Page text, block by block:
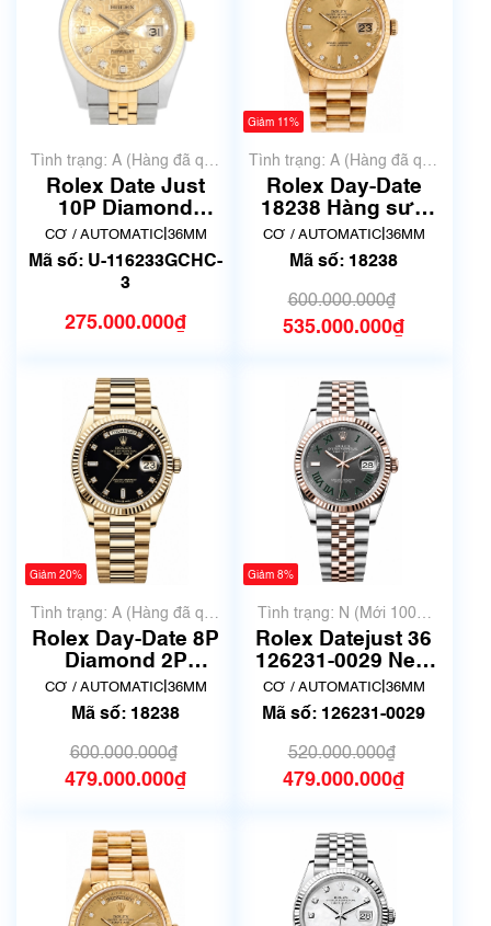
Tình trạng: A (Hàng đã qua
sử dụng nhưng rất đẹp,
không có xước)
Rolex Date Just
10P Diamond
116233G Mặt vi tính
| Hàng siêu đẹp 3
CƠ / AUTOMATIC| 36MM
Mã số: U-116233GCHC-
3
275.000.000₫
Giảm 11%
Tình trạng: A (Hàng đã qua
sử dụng nhưng rất đẹp,
không có xước)
Rolex Day-Date
18238 Hàng sưu
tầm
CƠ / AUTOMATIC| 36MM
Mã số: 18238
600.000.000₫
535.000.000₫
Giảm 20%
Tình trạng: A (Hàng đã qua
sử dụng nhưng rất đẹp,
không có xước)
Rolex Day-Date 8P
Diamond 2P
Baguette Diamond
18238A màu đen
CƠ / AUTOMATIC| 36MM
Mã số: 18238
600.000.000₫
479.000.000₫
Giảm 8%
Tình trạng: N (Mới 100%
chưa qua sử dụng)
Rolex Datejust 36
126231-0029 New
fullbox
CƠ / AUTOMATIC| 36MM
Mã số: 126231-0029
520.000.000₫
479.000.000₫